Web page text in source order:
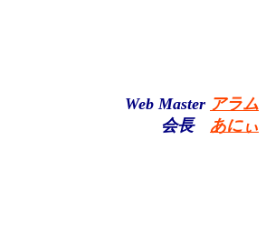
Web Master アラム
会長 あにぃ